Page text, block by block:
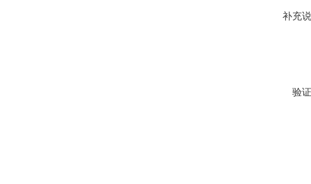
补充
验